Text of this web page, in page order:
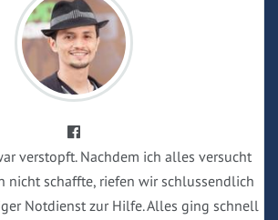
verstopft. Nachdem ich alles versucht
nicht schaffte, riefen wir schlussendlich
Notdienst zur Hilfe. Alles ging schnell